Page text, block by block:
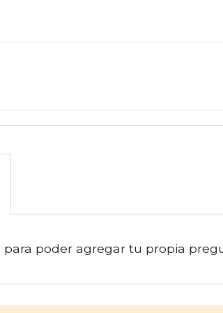
para poder agregar tu propia